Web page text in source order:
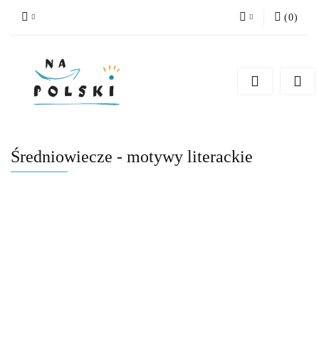
Zarejestruj się
(0)
Średniowiecze - motywy literackie